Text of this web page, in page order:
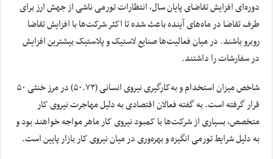
دوره‌ای افزایش تقاضای پایان سال، انتظارات تورمی ناشی از جهش ارز برای
طرف تقاضا در ماه‌های آینده باعث شده تا اکثر شرکت‌ها با افزایش تقاضا
روبرو باشند. در میان فعالیت‌ها صنایع لاستیک و پلاستیک بیشترین افزایش
در سفارشات را داشتند.
شاخص میزان استخدام و به‌کارگیری نیروی انسانی (۵۰.۷۳) در مرز خنثی ۵۰
قرار گرفته است. به گفته فعالان اقتصادی به دلیل مهاجرت نیروی کار
متخصص، بسیاری از شرکت‌ها با کمبود نیروی کار ماهر مواجه خواهند بود و
به دلیل شرایط تورمی انگیزه و بهره‌وری در میان نیروی کار بازار پایین است.